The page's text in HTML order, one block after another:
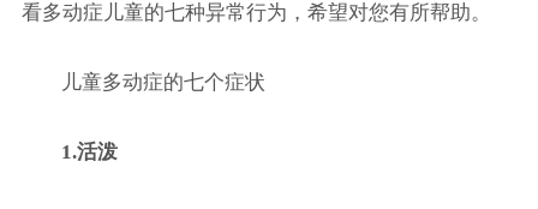
看多动症儿童的七种异常行为，希望对您有所帮助。
儿童多动症的七个症状
1.活泼